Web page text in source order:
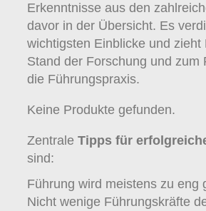
Erkenntnisse aus den
davor in der Übersicht. Es
wichtigsten Einblicke und zieht
Stand der Forschung und zum
die Führungspraxis.
Keine Produkte gefunden.
Zentrale Tipps für
sind:
Führung wird meistens zu eng
Nicht wenige Führungskräfte